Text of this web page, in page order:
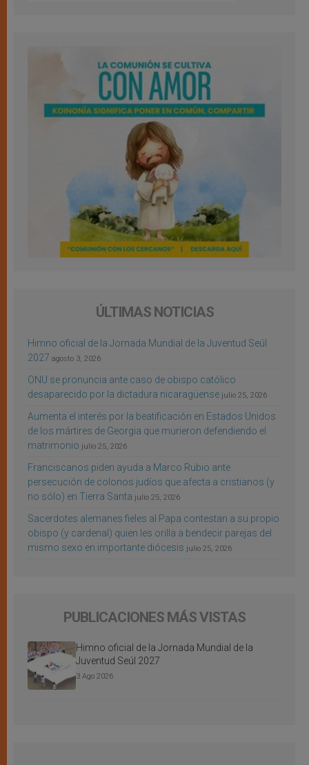
ÚLTIMAS NOTICIAS
Himno oficial de la Jornada Mundial de la Juventud Seúl
2027 agosto 3, 2026
ONU se pronuncia ante caso de obispo católico
desaparecido por la dictadura nicaragüense julio 25, 2026
Aumenta el interés por la beatificación en Estados Unidos
de los mártires de Georgia que murieron defendiendo el
matrimonio julio 25, 2026
Franciscanos piden ayuda a Marco Rubio ante
persecución de colonos judíos que afecta a cristianos (y
no sólo) en Tierra Santa julio 25, 2026
Sacerdotes alemanes fieles al Papa contestan a su propio
obispo (y cardenal) quien les orilla a bendecir parejas del
mismo sexo en importante diócesis julio 25, 2026
PUBLICACIONES MÁS VISTAS
Himno oficial de la Jornada Mundial de la
Juventud Seúl 2027
3 Ago 2026